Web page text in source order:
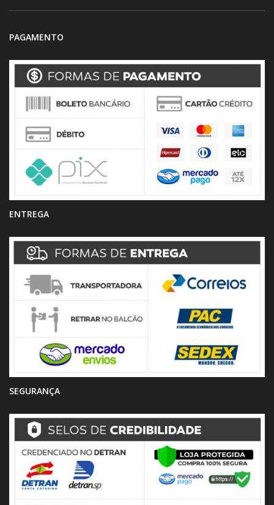
PAGAMENTO
ENTREGA
SEGURANÇA